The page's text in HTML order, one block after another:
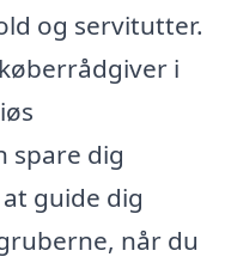
og servitutter.
i
spare dig
guide dig
når du